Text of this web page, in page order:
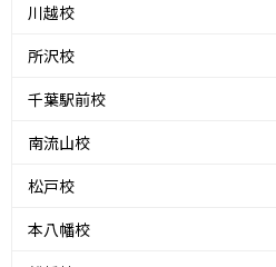
川越校
所沢校
千葉駅前校
南流山校
松戸校
本八幡校